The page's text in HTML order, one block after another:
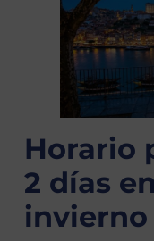
Horario
2 días
invierno